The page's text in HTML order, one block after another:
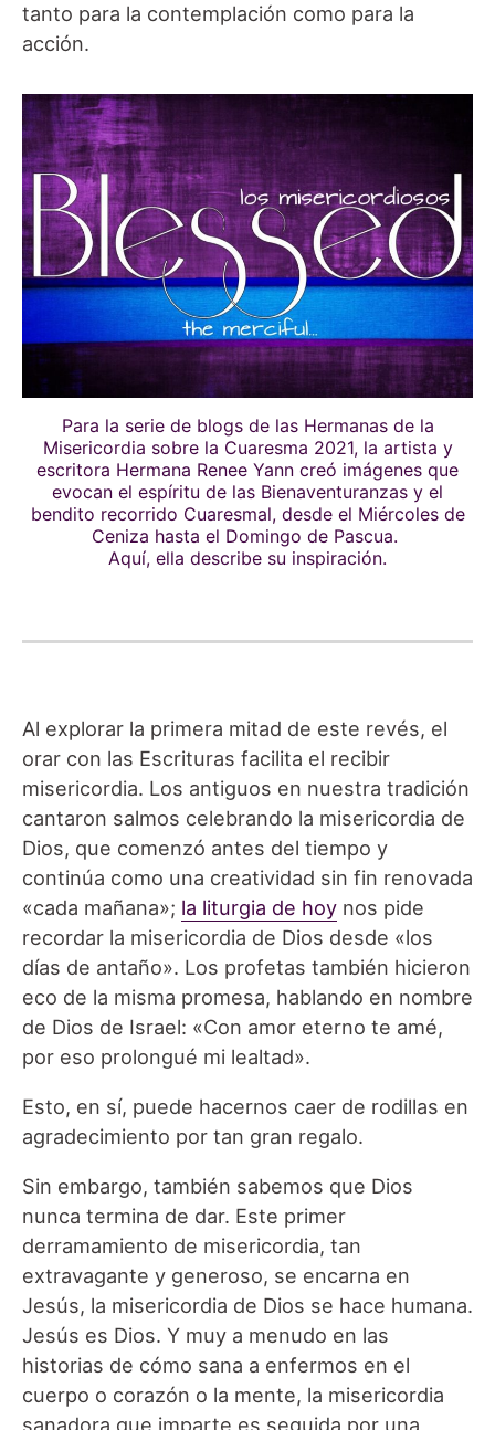
tanto para la contemplación como para la
acción.
Para la serie de blogs de las Hermanas de la
Misericordia sobre la Cuaresma 2021, la artista y
escritora Hermana Renee Yann creó imágenes que
evocan el espíritu de las Bienaventuranzas y el
bendito recorrido Cuaresmal, desde el Miércoles de
Ceniza hasta el Domingo de Pascua.
Aquí, ella describe su inspiración.
Al explorar la primera mitad de este revés, el
orar con las Escrituras facilita el recibir
misericordia. Los antiguos en nuestra tradición
cantaron salmos celebrando la misericordia de
Dios, que comenzó antes del tiempo y
continúa como una creatividad sin fin renovada
«cada mañana»; la liturgia de hoy nos pide
recordar la misericordia de Dios desde «los
días de antaño». Los profetas también hicieron
eco de la misma promesa, hablando en nombre
de Dios de Israel: «Con amor eterno te amé,
por eso prolongué mi lealtad».
Esto, en sí, puede hacernos caer de rodillas en
agradecimiento por tan gran regalo.
Sin embargo, también sabemos que Dios
nunca termina de dar. Este primer
derramamiento de misericordia, tan
extravagante y generoso, se encarna en
Jesús, la misericordia de Dios se hace humana.
Jesús es Dios. Y muy a menudo en las
historias de cómo sana a enfermos en el
cuerpo o corazón o la mente, la misericordia
sanadora que imparte es seguida por una